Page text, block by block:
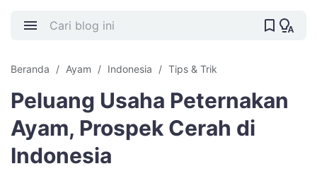
Beranda Ayam Indonesia Tips & Trik
Peluang Usaha Peternakan
Ayam, Prospek Cerah di
Indonesia